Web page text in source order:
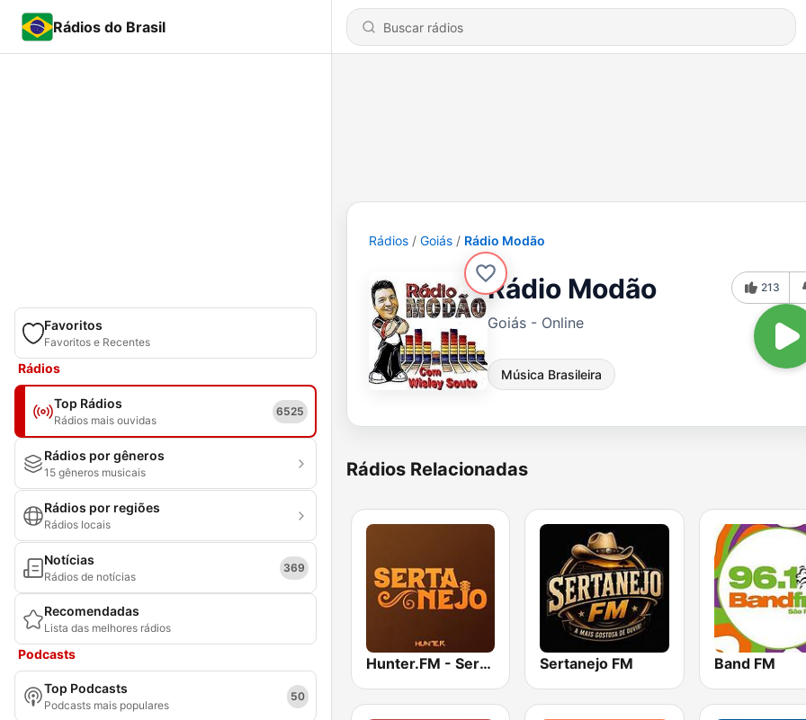
Rádios do Brasil
Favoritos
Favoritos e Recentes
Rádios
Top Rádios
Rádios mais ouvidas
6525
Rádios por gêneros
15 gêneros musicais
Rádios por regiões
Rádios locais
Notícias
Rádios de notícias
369
Recomendadas
Lista das melhores rádios
Podcasts
Top Podcasts
Podcasts mais populares
50
Rádios Goiás Rádio Modão
Rádio Modão
Goiás - Online
Música Brasileira
213
Rádios Relacionadas
Hunter.FM - Sertanejo Sertanejo FM Band FM